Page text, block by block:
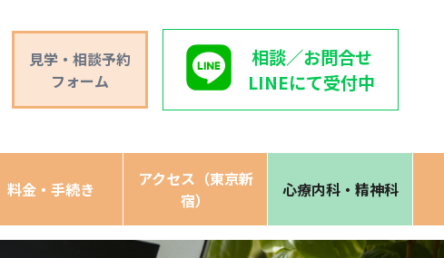
見学・相談予約
フォーム
相談／お問合せ
LINEにて受付中
料金・手続き
アクセス（東京新
宿）
心療内科・精神科